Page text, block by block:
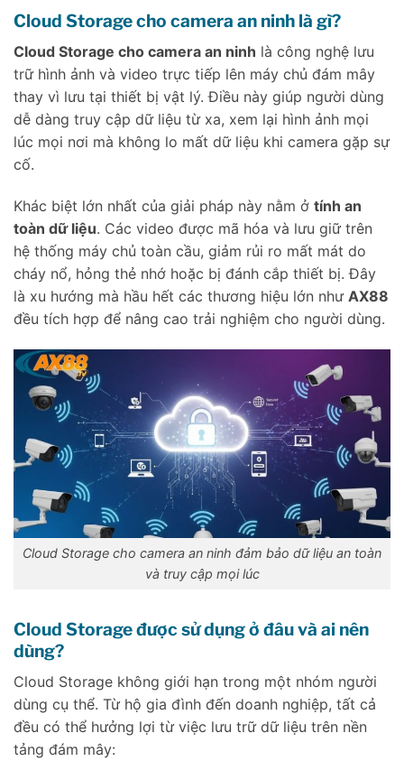
Cloud Storage cho camera an ninh là gì?
Cloud Storage cho camera an ninh là công nghệ lưu
trữ hình ảnh và video trực tiếp lên máy chủ đám mây
thay vì lưu tại thiết bị vật lý. Điều này giúp người dùng
dễ dàng truy cập dữ liệu từ xa, xem lại hình ảnh mọi
lúc mọi nơi mà không lo mất dữ liệu khi camera gặp sự
cố.
Khác biệt lớn nhất của giải pháp này nằm ở tính an
toàn dữ liệu. Các video được mã hóa và lưu giữ trên
hệ thống máy chủ toàn cầu, giảm rủi ro mất mát do
cháy nổ, hỏng thẻ nhớ hoặc bị đánh cắp thiết bị. Đây
là xu hướng mà hầu hết các thương hiệu lớn như AX88
đều tích hợp để nâng cao trải nghiệm cho người dùng.
Cloud Storage cho camera an ninh đảm bảo dữ liệu an toàn
và truy cập mọi lúc
Cloud Storage được sử dụng ở đâu và ai nên
dùng?
Cloud Storage không giới hạn trong một nhóm người
dùng cụ thể. Từ hộ gia đình đến doanh nghiệp, tất cả
đều có thể hưởng lợi từ việc lưu trữ dữ liệu trên nền
tảng đám mây: